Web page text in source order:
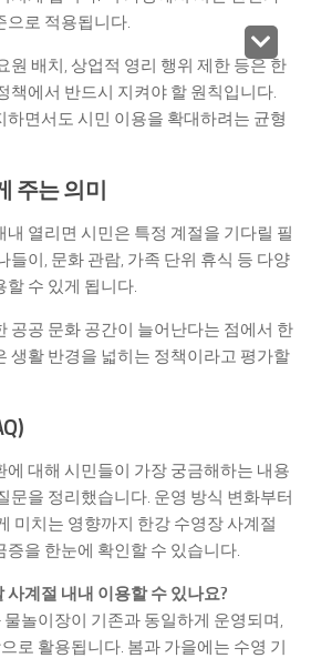
으로 적용됩니다.
원 배치, 상업적 영리 행위 제한 등은 한
책에서 반드시 지켜야 할 원칙입니다.
하면서도 시민 이용을 확대하려는 균형
주는 의미
열리면 시민은 특정 계절을 기다릴 필
들이, 문화 관람, 가족 단위 휴식 등 다양
할 수 있게 됩니다.
공공 문화 공간이 늘어난다는 점에서 한
생활 반경을 넓히는 정책이라고 평가할
에 대해 시민들이 가장 궁금해하는 내용
문을 정리했습니다. 운영 방식 변화부터
미치는 영향까지 한강 수영장 사계절
증을 한눈에 확인할 수 있습니다.
사계절 내내 이용할 수 있나요?
놀이장이 기존과 동일하게 운영되며,
로 활용됩니다. 봄과 가을에는 수영 기